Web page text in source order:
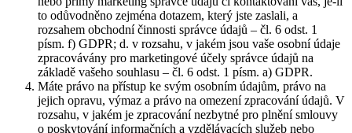
to odůvodněno zejména dotazem, který jste zaslali, a
rozsahem obchodní činnosti správce údajů – čl. 6 odst. 1
písm. f) GDPR; d. v rozsahu, v jakém jsou vaše osobní údaje
zpracovávány pro marketingové účely správce údajů na
základě vašeho souhlasu – čl. 6 odst. 1 písm. a) GDPR.
Máte právo na přístup ke svým osobním údajům, právo na
jejich opravu, výmaz a právo na omezení zpracování údajů. V
rozsahu, v jakém je zpracování nezbytné pro plnění smlouvy
o poskytování informačních a vzdělávacích služeb nebo